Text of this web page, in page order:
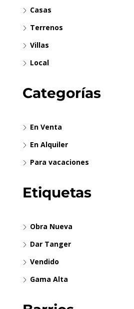
Casas
Terrenos
Villas
Local
Categorías
En Venta
En Alquiler
Para vacaciones
Etiquetas
Obra Nueva
Dar Tanger
Vendido
Gama Alta